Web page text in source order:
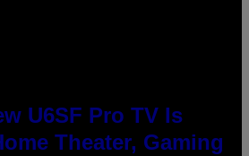
U6SF Pro TV Is
Theater, Gaming